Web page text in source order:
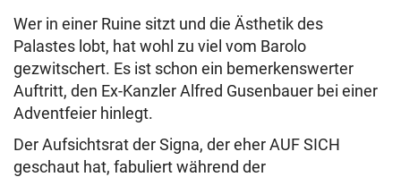
Wer in einer Ruine sitzt und die Ästhetik des
Palastes lobt, hat wohl zu viel vom Barolo
gezwitschert. Es ist schon ein bemerkenswerter
Auftritt, den Ex-Kanzler Alfred Gusenbauer bei einer
Adventfeier hinlegt.
Der Aufsichtsrat der Signa, der eher AUF SICH
geschaut hat, fabuliert während der